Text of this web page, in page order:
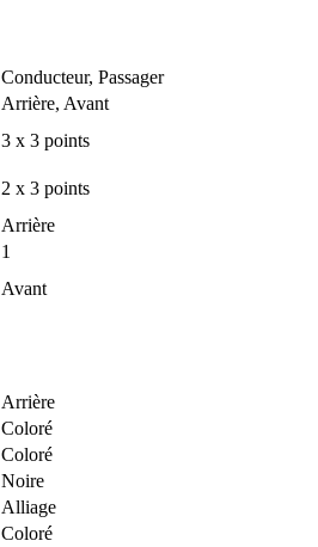
Conducteur, Passager
Arrière, Avant
3 x 3 points
2 x 3 points
Arrière
1
Avant
Arrière
Coloré
Coloré
Noire
Alliage
Coloré